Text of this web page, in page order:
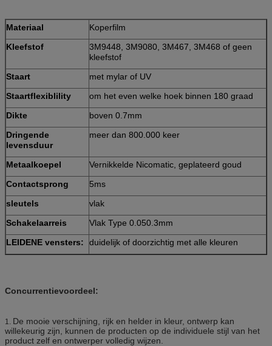
Materiaal
Koperfilm
Kleefstof
3M9448, 3M9080, 3M467, 3M468 of geen
kleefstof
Staart
met mylar of UV
Staartflexiblility
om het even welke hoek binnen 180 graad
Dikte
boven 0.7mm
Dringende
levensduur
meer dan 800.000 keer
Metaalkoepel
Vernikkelde Nicomatic, geplateerd goud
Contactsprong
5ms
sleutels
vlak
Schakelaarreis
Vlak Type 0.050.3mm
LEIDENE vensters:
duidelijk of doorzichtig met alle kleuren
Concurrentievoordeel:
1. De mooie verschijning, rijk en helder in kleur, ontwerp kan
willekeurig zijn, kunnen de producten op de individuele stijl van het
product zelf en ontwerper volledig wijzen.